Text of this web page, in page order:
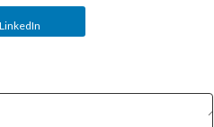
WANNEER DE
VERVANGEN?
LinkedIn